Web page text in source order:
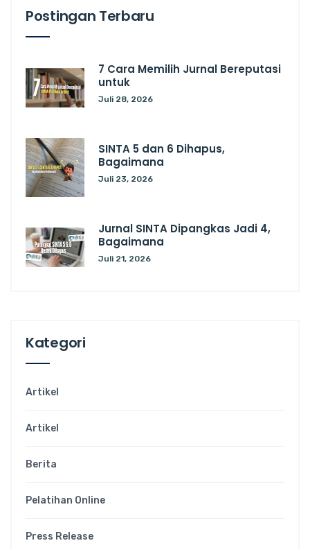
Postingan Terbaru
7 Cara Memilih Jurnal Bereputasi
untuk
Juli 28, 2026
SINTA 5 dan 6 Dihapus,
Bagaimana
Juli 23, 2026
Jurnal SINTA Dipangkas Jadi 4,
Bagaimana
Juli 21, 2026
Kategori
Artikel
Artikel
Berita
Pelatihan Online
Press Release